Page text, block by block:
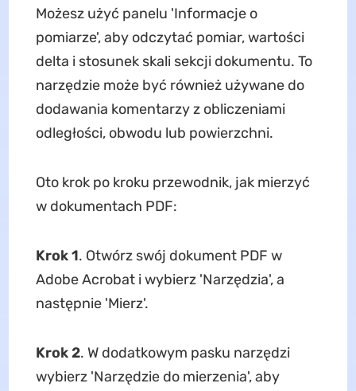
Możesz użyć panelu 'Informacje o
pomiarze', aby odczytać pomiar, wartości
delta i stosunek skali sekcji dokumentu. To
narzędzie może być również używane do
dodawania komentarzy z obliczeniami
odległości, obwodu lub powierzchni.
Oto krok po kroku przewodnik, jak mierzyć
w dokumentach PDF:
Krok 1. Otwórz swój dokument PDF w
Adobe Acrobat i wybierz 'Narzędzia', a
następnie 'Mierz'.
Krok 2. W dodatkowym pasku narzędzi
wybierz 'Narzędzie do mierzenia', aby